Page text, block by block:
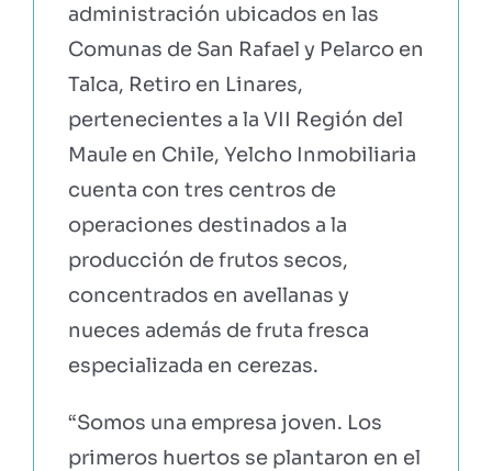
administración ubicados en las
Comunas de San Rafael y Pelarco en
Talca, Retiro en Linares,
pertenecientes a la VII Región del
Maule en Chile, Yelcho Inmobiliaria
cuenta con tres centros de
operaciones destinados a la
producción de frutos secos,
concentrados en avellanas y
nueces además de fruta fresca
especializada en cerezas.
“Somos una empresa joven. Los
primeros huertos se plantaron en el